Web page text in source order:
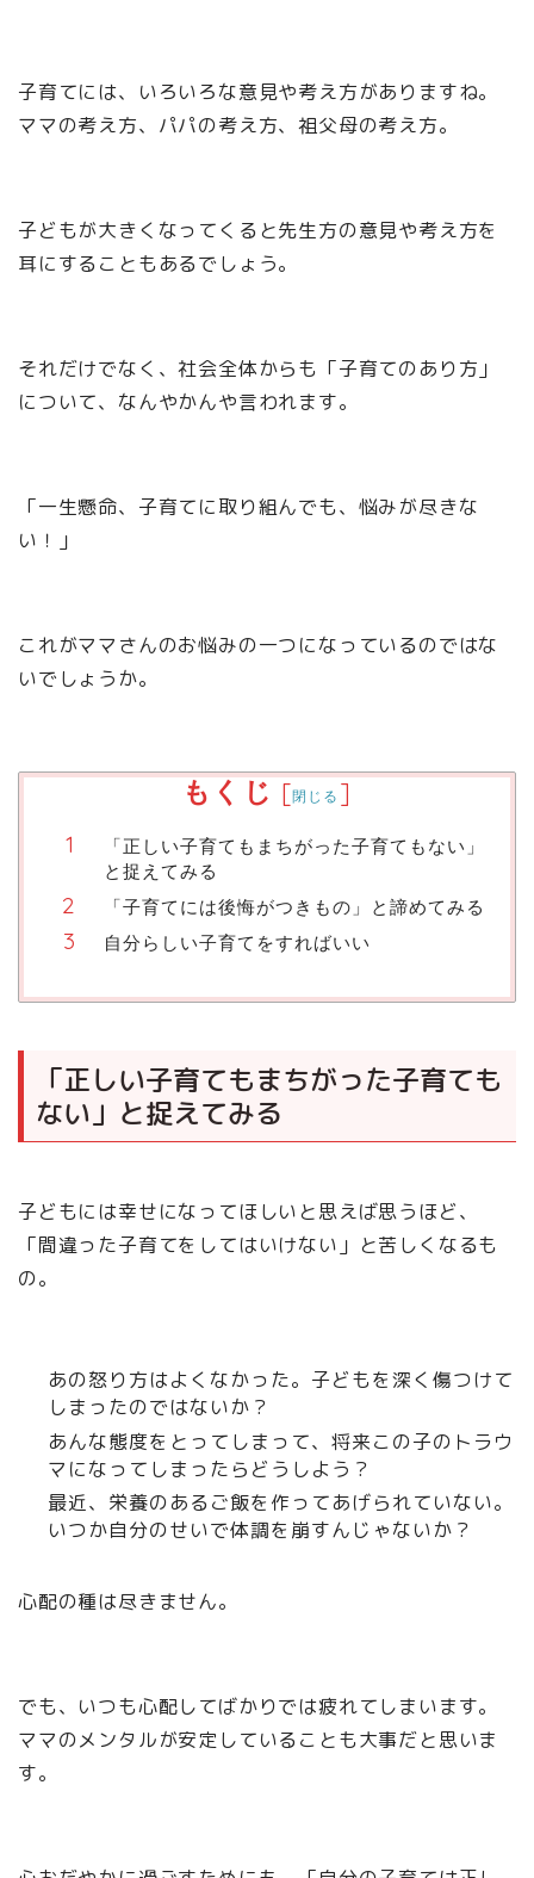
子育てには、いろいろな意見や考え方がありますね。
ママの考え方、パパの考え方、祖父母の考え方。
子どもが大きくなってくると先生方の意見や考え方を
耳にすることもあるでしょう。
それだけでなく、社会全体からも「子育てのあり方」
について、なんやかんや言われます。
「一生懸命、子育てに取り組んでも、悩みが尽きな
い！」
これがママさんのお悩みの一つになっているのではな
いでしょうか。
もくじ [閉じる ]
「正しい子育てもまちがった子育てもない」
と捉えてみる
「子育てには後悔がつきもの」と諦めてみる
自分らしい子育てをすればいい
「正しい子育てもまちがった子育ても
ない」と捉えてみる
子どもには幸せになってほしいと思えば思うほど、
「間違った子育てをしてはいけない」と苦しくなるも
の。
あの怒り方はよくなかった。子どもを深く傷つけて
しまったのではないか？
あんな態度をとってしまって、将来この子のトラウ
マになってしまったらどうしよう？
最近、栄養のあるご飯を作ってあげられていない。
いつか自分のせいで体調を崩すんじゃないか？
心配の種は尽きません。
でも、いつも心配してばかりでは疲れてしまいます。
ママのメンタルが安定していることも大事だと思いま
す。